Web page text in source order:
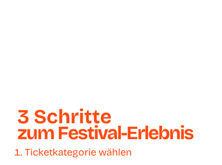
3 Schritte
zum Festival-Erlebnis
Ticketkategorie wählen